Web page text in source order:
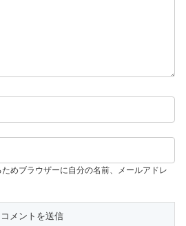
めブラウザーに自分の名前、メールアドレ